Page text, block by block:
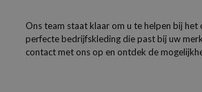
Ons team staat klaar om u te helpen bij het
perfecte bedrijfskleding die past bij uw
contact met ons op en ontdek de